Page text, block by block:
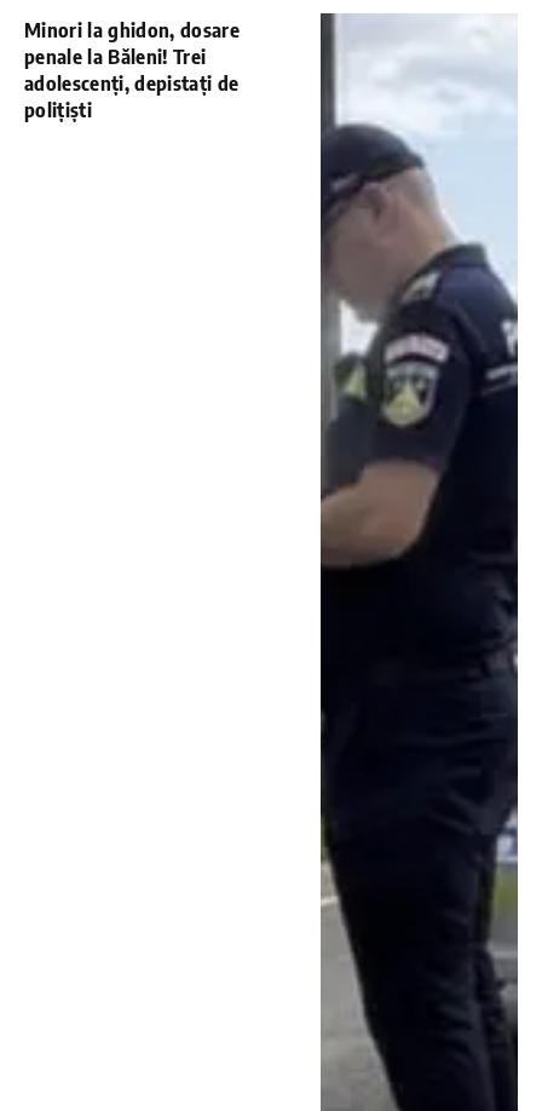
Minori la ghidon, dosare
penale la Băleni! Trei
adolescenți, depistați de
polițiști